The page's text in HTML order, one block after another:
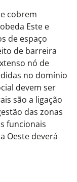
cobrem
Este e
de espaço
de barreira
nó de
no domínio
devem ser
são a ligação
das zonas
funcionais
Oeste deverá